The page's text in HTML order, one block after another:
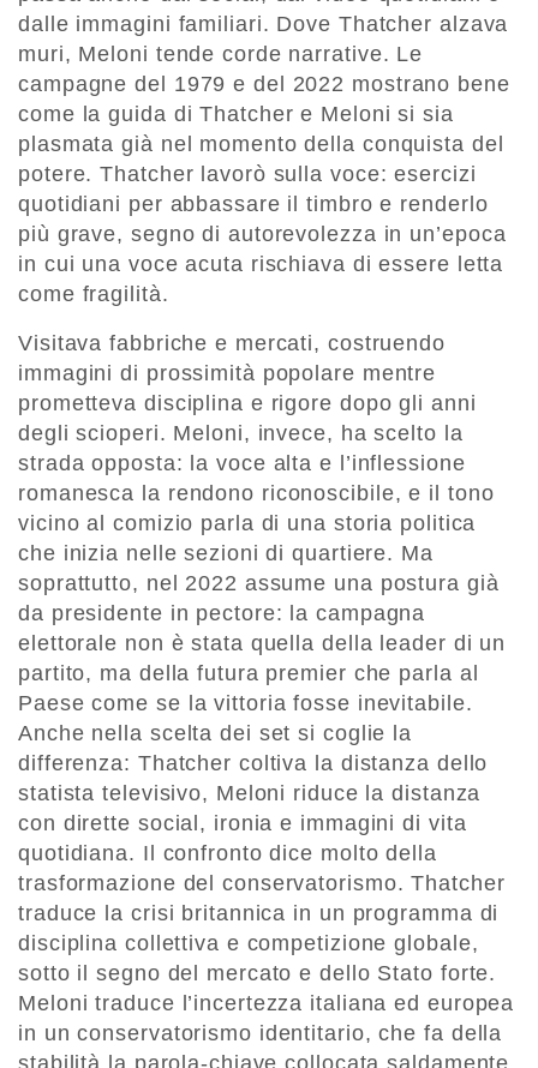
dalle immagini familiari. Dove Thatcher alzava
muri, Meloni tende corde narrative. Le
campagne del 1979 e del 2022 mostrano bene
come la guida di Thatcher e Meloni si sia
plasmata già nel momento della conquista del
potere. Thatcher lavorò sulla voce: esercizi
quotidiani per abbassare il timbro e renderlo
più grave, segno di autorevolezza in un’epoca
in cui una voce acuta rischiava di essere letta
come fragilità.
Visitava fabbriche e mercati, costruendo
immagini di prossimità popolare mentre
prometteva disciplina e rigore dopo gli anni
degli scioperi. Meloni, invece, ha scelto la
strada opposta: la voce alta e l’inflessione
romanesca la rendono riconoscibile, e il tono
vicino al comizio parla di una storia politica
che inizia nelle sezioni di quartiere. Ma
soprattutto, nel 2022 assume una postura già
da presidente in pectore: la campagna
elettorale non è stata quella della leader di un
partito, ma della futura premier che parla al
Paese come se la vittoria fosse inevitabile.
Anche nella scelta dei set si coglie la
differenza: Thatcher coltiva la distanza dello
statista televisivo, Meloni riduce la distanza
con dirette social, ironia e immagini di vita
quotidiana. Il confronto dice molto della
trasformazione del conservatorismo. Thatcher
traduce la crisi britannica in un programma di
disciplina collettiva e competizione globale,
sotto il segno del mercato e dello Stato forte.
Meloni traduce l’incertezza italiana ed europea
in un conservatorismo identitario, che fa della